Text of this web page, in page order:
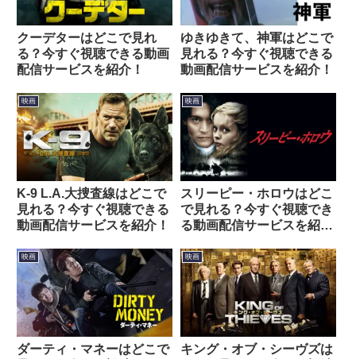
クーデターはどこで見れ
る？今すぐ視聴できる動画
配信サービスを紹介！
ゆきゆきて、神軍はどこで
見れる？今すぐ視聴できる
動画配信サービスを紹介！
映画
K‐9 L.A.大捜査線はどこで
見れる？今すぐ視聴できる
動画配信サービスを紹介！
映画
スリーピー・ホロウはどこ
で見れる？今すぐ視聴でき
る動画配信サービスを紹
映画
ダーティ・マネーはどこで
映画
キング・オブ・シーヴズは